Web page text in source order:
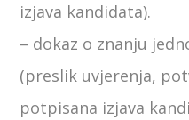
izjava kandidata).
– dokaz o znanju
(preslik uvjerenja,
potpisana izjava